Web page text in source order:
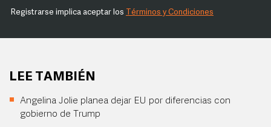
Registrarse implica aceptar los Términos y Condiciones
LEE TAMBIÉN
Angelina Jolie planea dejar EU por diferencias con
gobierno de Trump